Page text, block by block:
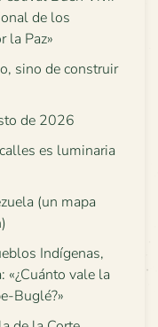
de los
la Paz»
sino de construir
de 2026
es luminaria
(un mapa
Indígenas,
«¿Cuánto vale la
Buglé?»